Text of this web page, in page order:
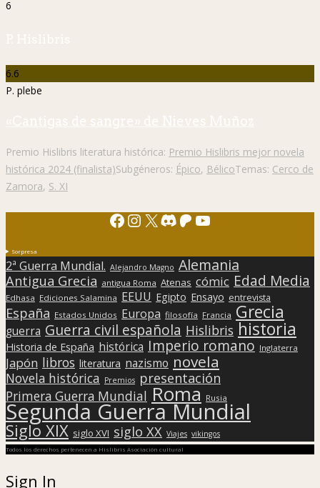
6
P. Hislibris
6.6
P. plebe
«Cantigas de sangre» de Nieves Muñoz
Premio Hislibris literatura histórica: Premio Hislibris mejor novela
histórica 2024 (finalista)Subgéneros: Épico, BélicoTemas: Cerco de
Zamora, S. XI
Facebook
Instagram
X Discord
Patreon
YouTube
Sorpresa
2ª Guerra Mundial. Alejandro Magno Alemania
Antigua Grecia antigua Roma Atenas cómic Edad Media
Edhasa Ediciones Salamina EEUU Egipto Ensayo entrevista
España Estados Unidos Europa filosofía Francia Grecia
guerra Guerra civil española Hislibris historia
Historia de España histórica Imperio romano Inglaterra
Japón libros literatura nazismo novela
Novela histórica Premios presentación
Primera Guerra Mundial Roma Rusia
Segunda Guerra Mundial
Siglo XIX siglo XVI siglo XX Viajes vikingos
Todos los derechos pertenecen a Hislibris Asociación cultural
Sign In